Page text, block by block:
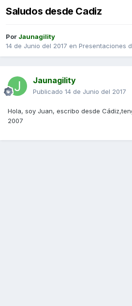
Saludos desde Cadiz
Por Jaunagility
14 de Junio del 2017 en Presentaciones
Jaunagility
Publicado 14 de Junio del 2017
Hola, soy Juan, escribo desde
2007